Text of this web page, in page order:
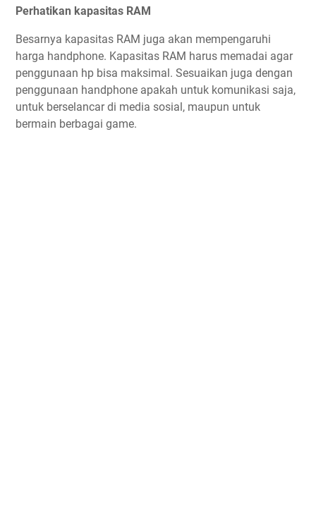
Perhatikan kapasitas RAM
Besarnya kapasitas RAM juga akan mempengaruhi
harga handphone. Kapasitas RAM harus memadai agar
penggunaan hp bisa maksimal. Sesuaikan juga dengan
penggunaan handphone apakah untuk komunikasi saja,
untuk berselancar di media sosial, maupun untuk
bermain berbagai game.